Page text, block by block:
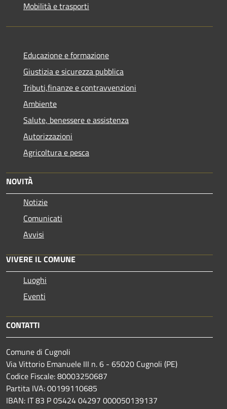
Mobilità e trasporti
Educazione e formazione
Giustizia e sicurezza pubblica
Tributi,finanze e contravvenzioni
Ambiente
Salute, benessere e assistenza
Autorizzazioni
Agricoltura e pesca
NOVITÀ
Notizie
Comunicati
Avvisi
VIVERE IL COMUNE
Luoghi
Eventi
CONTATTI
Comune di Cugnoli
Via Vittorio Emanuele III n. 6 - 65020 Cugnoli (PE)
Codice Fiscale: 80003250687
Partita IVA: 00199110685
IBAN: IT 83 P 05424 04297 000050139137